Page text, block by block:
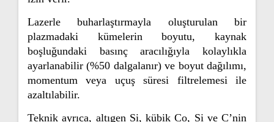
Lazerle buharlaştırmayla oluşturulan bir
plazmadaki kümelerin boyutu, kaynak
boşluğundaki basınç aracılığıyla kolaylıkla
ayarlanabilir (%50 dalgalanır) ve boyut dağılımı,
momentum veya uçuş süresi filtrelemesi ile
azaltılabilir.
Teknik ayrıca, altıgen Si, kübik Co, Si ve C’nin